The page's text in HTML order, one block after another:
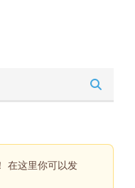
在这里你可以发